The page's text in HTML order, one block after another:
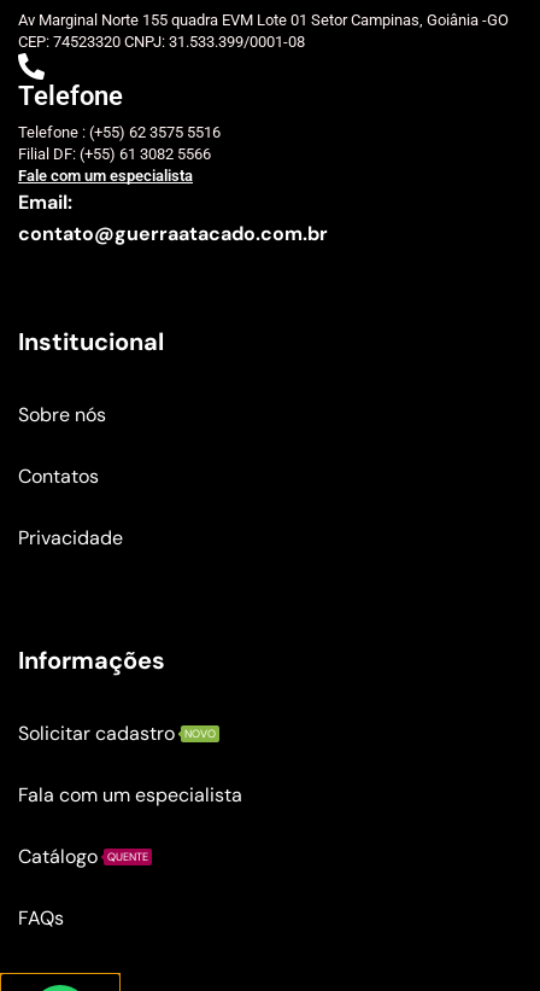
Av Marginal Norte 155 quadra EVM Lote 01 Setor Campinas, Goiânia -GO
CEP: 74523320 CNPJ: 31.533.399/0001-08
Telefone
Telefone : (+55) 62 3575 5516
Filial DF: (+55) 61 3082 5566
Fale com um especialista
Email:
contato@guerraatacado.com.br
Institucional
Sobre nós
Contatos
Privacidade
Informações
Solicitar cadastro NOVO
Fala com um especialista
Catálogo QUENTE
FAQs